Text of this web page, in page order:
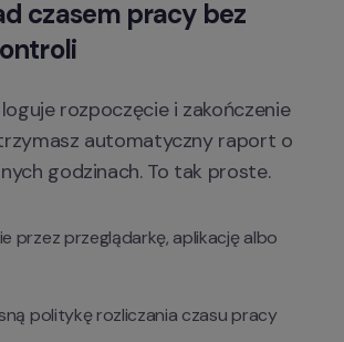
czasem pracy bez
rozpoczęcie i zakończenie
automatyczny raport o
godzinach. To tak proste.
przez przeglądarkę, aplikację albo
politykę rozliczania czasu pracy